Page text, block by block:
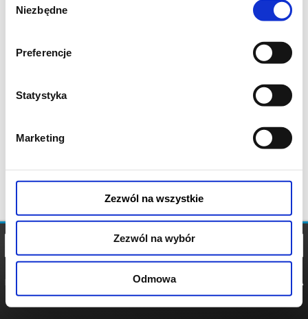
zgody
Niezbędne
Preferencje
Statystyka
Marketing
Zezwól na wszystkie
Zezwól na wybór
Odmowa
POLITYKA
POLITYKA